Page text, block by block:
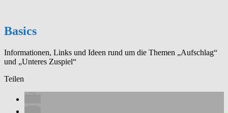
Basics
Informationen, Links und Ideen rund um die Themen „Aufschlag“
und „Unteres Zuspiel“
Teilen